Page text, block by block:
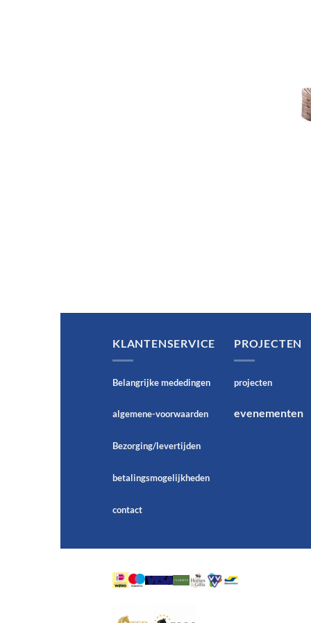
KLANTENSERVICE
Belangrijke mededingen
algemene-voorwaarden
Bezorging/levertijden
betalingsmogelijkheden
contact
PROJECTEN
projecten
evenementen